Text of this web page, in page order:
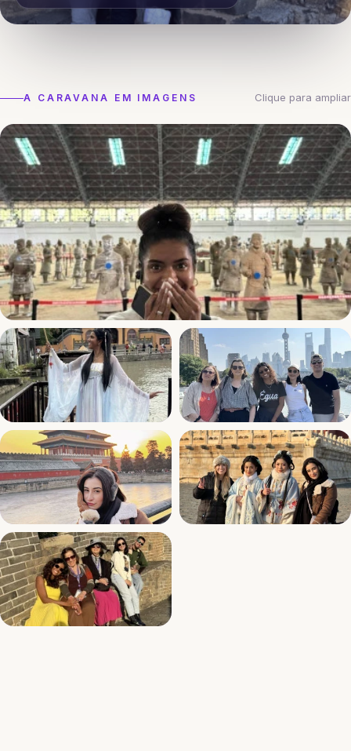
A CARAVANA EM IMAGENS Clique para ampliar